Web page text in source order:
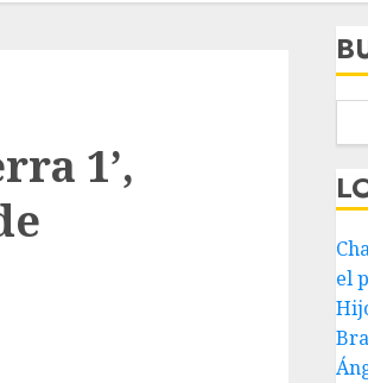
1’,
el